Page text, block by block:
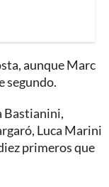
aunque Marc
segundo.
Bastianini,
Luca Marini
primeros que